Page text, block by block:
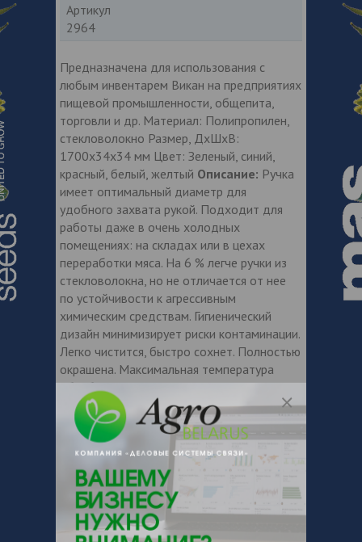
Артикул
2964
Предназначена для использования с
любым инвентарем Викан на предприятиях
пищевой промышленности, общепита,
торговли и др. Материал: Полипропилен,
стекловолокно Размер, ДхШхВ:
1700х34х34 мм Цвет: Зеленый, синий,
красный, белый, желтый Описание: Ручка
имеет оптимальный диаметр для
удобного захвата рукой. Подходит для
работы даже в очень холодных
помещениях: на складах или в цехах
переработки мяса. На 6 % легче ручки из
стекловолокна, но не отличается от нее
по устойчивости к агрессивным
химическим средствам. Гигиенический
дизайн минимизирует риски контаминации.
Легко чистится, быстро сохнет. Полностью
окрашена. Максимальная температура
обработки 121°С Максимальная
температура использования 80°С
Максимальная температура использования
без контакта с пищевым продуктом 100°С
Минимальная температура использования
-20°С
Контакты продавца